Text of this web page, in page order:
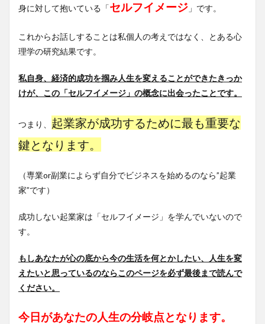
身に対して抱いている「セルフイメージ 」です。
これからお話しすることは私個人の考えではなく、とある心
理学の研究結果です。
私自身、経済的成功を掴み人生を変えることができたきっか
けが、この「セルフイメージ」の概念に出会ったことです。
つまり、 起業家が成功するために最も重要な
鍵となります。
（専業or副業によらず自分でビジネスを始めるのなら”起業
家”です）
成功しない起業家は「セルフイメージ」を学んでいないので
す。
もしあなたが心の底から今の生活を何とかしたい、人生を変
えたいと思っているのならこのページを必ず最後まで読んで
ください。
今日があなたの人生の分岐点となります。